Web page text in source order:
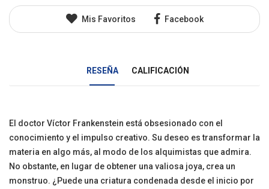
Mis Favoritos Facebook
RESEÑA CALIFICACIÓN
El doctor Víctor Frankenstein está obsesionado con el
conocimiento y el impulso creativo. Su deseo es transformar la
materia en algo más, al modo de los alquimistas que admira.
No obstante, en lugar de obtener una valiosa joya, crea un
monstruo. ¿Puede una criatura condenada desde el inicio por